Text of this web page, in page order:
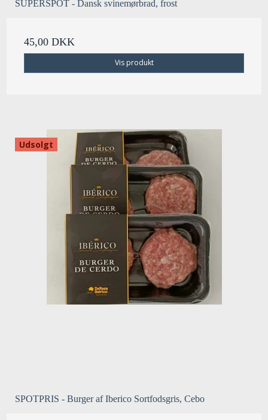
SUPERSPOT - Dansk svinemørbrad, frost
45,00 DKK
Vis produkt
Udsolgt
SPOTPRIS - Burger af Iberico Sortfodsgris, Cebo